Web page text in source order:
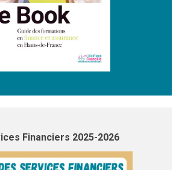
Financiers 2025-2026